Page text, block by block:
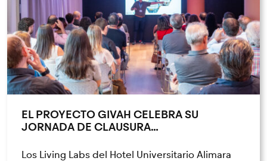
EL PROYECTO GIVAH CELEBRA SU
JORNADA DE CLAUSURA…
Los Living Labs del Hotel Universitario Alimara